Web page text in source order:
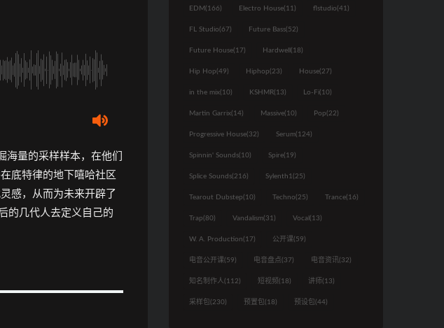
海量的采样样本，在他们
底特律的地下嘻哈社区
感，从而为未来开辟了
的几代人去定义自己的
EDM(166) Electro House(11) flstudio(41)
FL Studio(67) Future Bass(52)
Future House(17) Hardwell (18)
Hip Hop(49) Hiphop(23) House(27)
in the mix(10) KSHMR(13) Lo-Fi(10)
Martin Garrix(14) Massive(10) Pop(22)
Progressive House(32) Serum(124)
Spinnin' Sounds(10) Spire(19)
Splice Sounds(216) Sylenth1(25)
Tearout Dubstep(10) Techno(25) Trance(16)
Trap(80) Vandalism(31) Vocal (13)
W. A. Production(17) 公开课(59)
电音公开课(59) 电音盘点(37) 电音资讯(32)
知名制作人(112) 短视频 (18) 讲师(13)
采样包(230) 预置包(18) 预设包(44)